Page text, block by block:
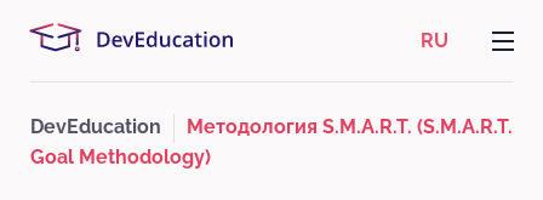
RU
DevEducation
Методология S.M.A.R.T. (S.M.A.R.T.
Goal Methodology)